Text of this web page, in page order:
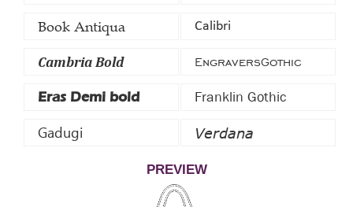
Book Antiqua Calibri
Cambria Bold EngraversGothic
Eras Demi bold Franklin Gothic
Gadugi Verdana
PREVIEW